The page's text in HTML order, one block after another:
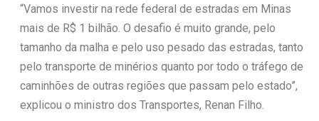
“Vamos investir na rede federal de estradas em Minas
mais de R$ 1 bilhão. O desafio é muito grande, pelo
tamanho da malha e pelo uso pesado das estradas, tanto
pelo transporte de minérios quanto por todo o tráfego de
caminhões de outras regiões que passam pelo estado”,
explicou o ministro dos Transportes, Renan Filho.